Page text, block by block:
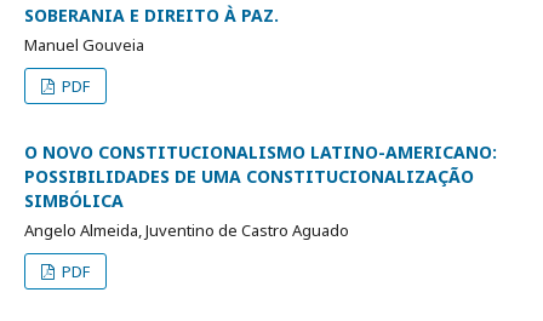
SOBERANIA E DIREITO À PAZ.
Manuel Gouveia
PDF
O NOVO CONSTITUCIONALISMO LATINO-AMERICANO:
POSSIBILIDADES DE UMA CONSTITUCIONALIZAÇÃO
SIMBÓLICA
Angelo Almeida, Juventino de Castro Aguado
PDF